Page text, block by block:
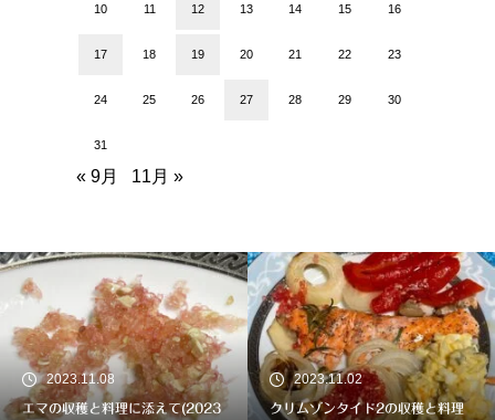
10 11 12 13 14 15 16
17 18 19 20 21 22 23
24 25 26 27 28 29 30
31
« 9月 11月 »
2023.11.02
クリムゾンタイド2の収穫と料理
2023.11.02
ピンクパールの収穫と料理に添え